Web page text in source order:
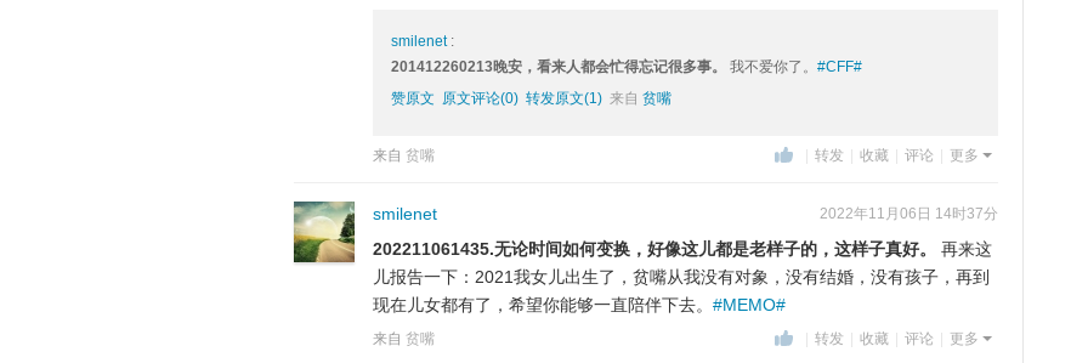
smilenet :
201412260213晚安，看来人都会忙得忘记很多事。
我不爱你了。 #CFF#
赞原文 原文评论(0) 转发原文(1) 来自 贫嘴
转发 收藏 评论 更多
来自 贫嘴
smilenet 2022年11月06日 14时37分
202211061435.无论时间如何变换，好像这儿都是老样子的，这样子真好。
再来这
儿报告一下：2021我女儿出生了，贫嘴从我没有对象，没有结婚，没有孩子，再到
现在儿女都有了，希望你能够一直陪伴下去。 #MEMO#
转发 收藏 评论 更多
来自 贫嘴